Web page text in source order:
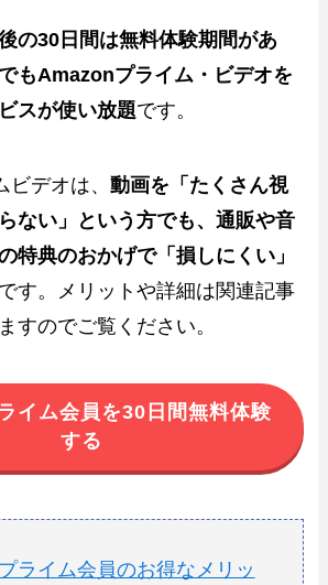
の30日間は無料体験期間があ
もAmazonプライム・ビデオを
スが使い放題です。
ビデオは、動画を「たくさん視
ない」という方でも、通販や音
特典のおかげで「損しにくい」
です。メリットや詳細は関連記事
すのでご覧ください。
イム会員を30日間無料体験
する
ライム会員のお得なメリッ